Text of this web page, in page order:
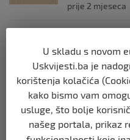
prije 2 mjeseca
SDA Bihać
više djece
komunalnu
BIHAĆ
RK Zagreb
U skladu s novom
Uskvijesti.ba je
korištenja kolačića
kako bismo vam
usluge, što bolje
našeg portala, prikaz